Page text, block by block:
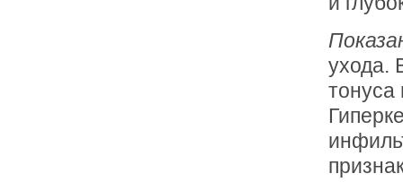
ухода.
тонуса